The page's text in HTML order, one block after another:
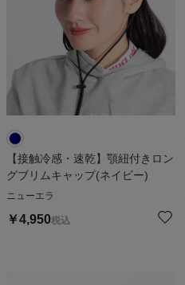
【接触冷感・速乾】顎紐付きロン
グブリムキャップ(ネイビー)
ニューエラ
￥4,950税込